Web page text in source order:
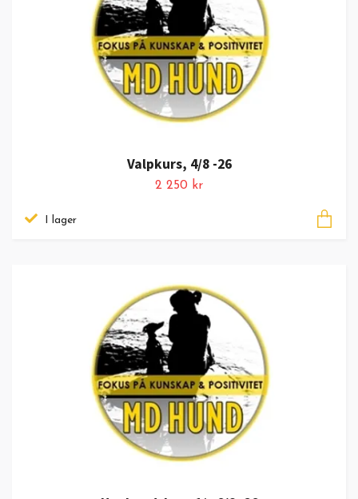
Valpkurs, 4/8 -26
2 250 kr
I lager